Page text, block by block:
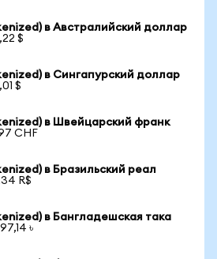
в Австралийский доллар
$
в Сингапурский доллар
$
в Швейцарский франк
CHF
в Бразильский реал
R$
в Бангладешская така
৳